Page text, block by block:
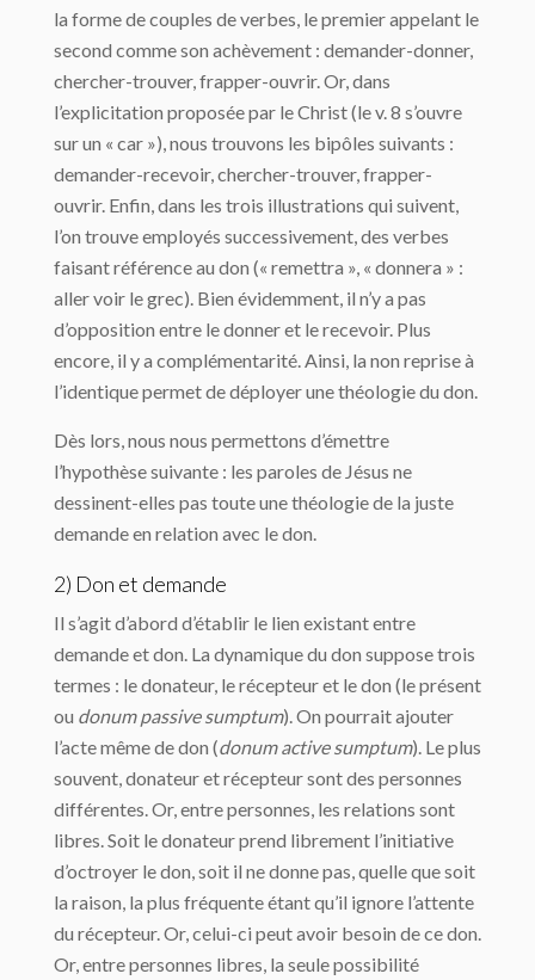
la forme de couples de verbes, le premier appelant le
second comme son achèvement : demander-donner,
chercher-trouver, frapper-ouvrir. Or, dans
l’explicitation proposée par le Christ (le v. 8 s’ouvre
sur un « car »), nous trouvons les bipôles suivants :
demander-recevoir, chercher-trouver, frapper-
ouvrir. Enfin, dans les trois illustrations qui suivent,
l’on trouve employés successivement, des verbes
faisant référence au don (« remettra », « donnera » :
aller voir le grec). Bien évidemment, il n’y a pas
d’opposition entre le donner et le recevoir. Plus
encore, il y a complémentarité. Ainsi, la non reprise à
l’identique permet de déployer une théologie du don.
Dès lors, nous nous permettons d’émettre
l’hypothèse suivante : les paroles de Jésus ne
dessinent-elles pas toute une théologie de la juste
demande en relation avec le don.
2) Don et demande
Il s’agit d’abord d’établir le lien existant entre
demande et don. La dynamique du don suppose trois
termes : le donateur, le récepteur et le don (le présent
ou donum passive sumptum). On pourrait ajouter
l’acte même de don (donum active sumptum). Le plus
souvent, donateur et récepteur sont des personnes
différentes. Or, entre personnes, les relations sont
libres. Soit le donateur prend librement l’initiative
d’octroyer le don, soit il ne donne pas, quelle que soit
la raison, la plus fréquente étant qu’il ignore l’attente
du récepteur. Or, celui-ci peut avoir besoin de ce don.
Or, entre personnes libres, la seule possibilité